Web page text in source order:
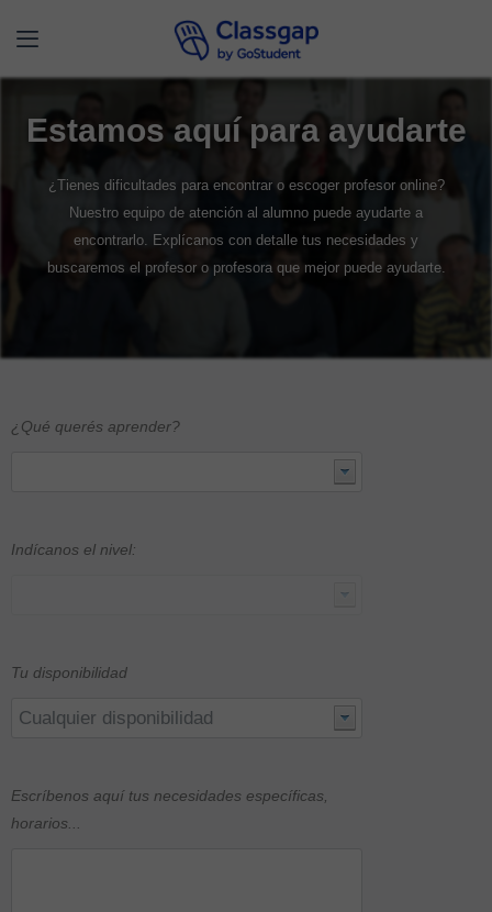
Estamos aquí para ayudarte
¿Tienes dificultades para encontrar o escoger profesor online?
Nuestro equipo de atención al alumno puede ayudarte a
encontrarlo. Explícanos con detalle tus necesidades y
buscaremos el profesor o profesora que mejor puede ayudarte.
¿Qué querés aprender?
Indícanos el nivel:
Tu disponibilidad
Escríbenos aquí tus necesidades específicas,
horarios...